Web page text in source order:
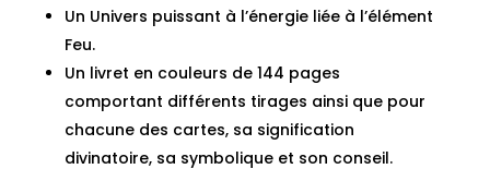
Un Univers puissant à l’énergie liée à l’élément
Feu.
Un livret en couleurs de 144 pages
comportant différents tirages ainsi que pour
chacune des cartes, sa signification
divinatoire, sa symbolique et son conseil.